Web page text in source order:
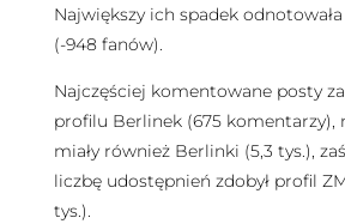
Największy ich spadek
(-948 fanów).
Najczęściej komentowane posty
profilu Berlinek (675 komentarzy),
miały również Berlinki (5,3 tys.),
liczbę udostępnień zdobył profil
tys.).